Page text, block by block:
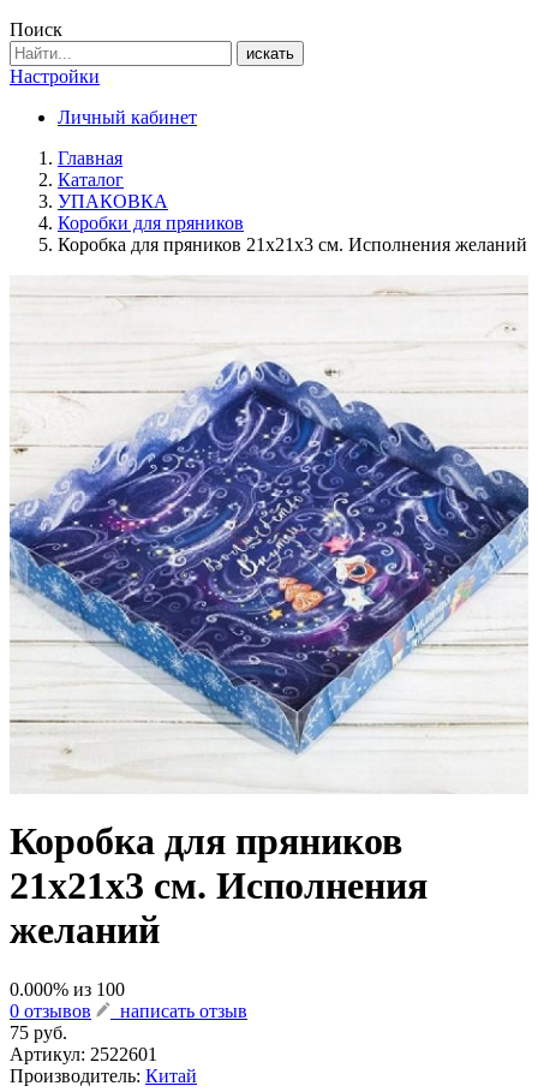
Поиск
искать
Настройки
Личный кабинет
Главная
Каталог
УПАКОВКА
Коробки для пряников
Коробка для пряников 21х21х3 см. Исполнения желаний
Коробка для пряников
21х21х3 см. Исполнения
желаний
0.000% из 100
0 отзывов
написать отзыв
75 руб.
Артикул: 2522601
Производитель: Китай